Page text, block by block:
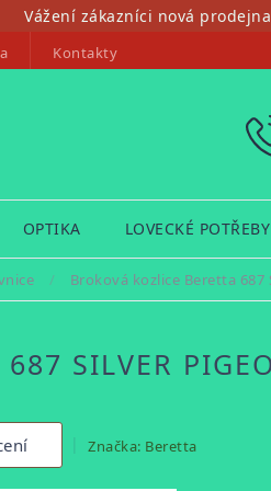
Vážení zákazníci nová
Kontakty
OPTIKA LOVECKÉ POTŘEBY
/ Broková kozlice Beretta
687 SILVER
Značka: Beretta